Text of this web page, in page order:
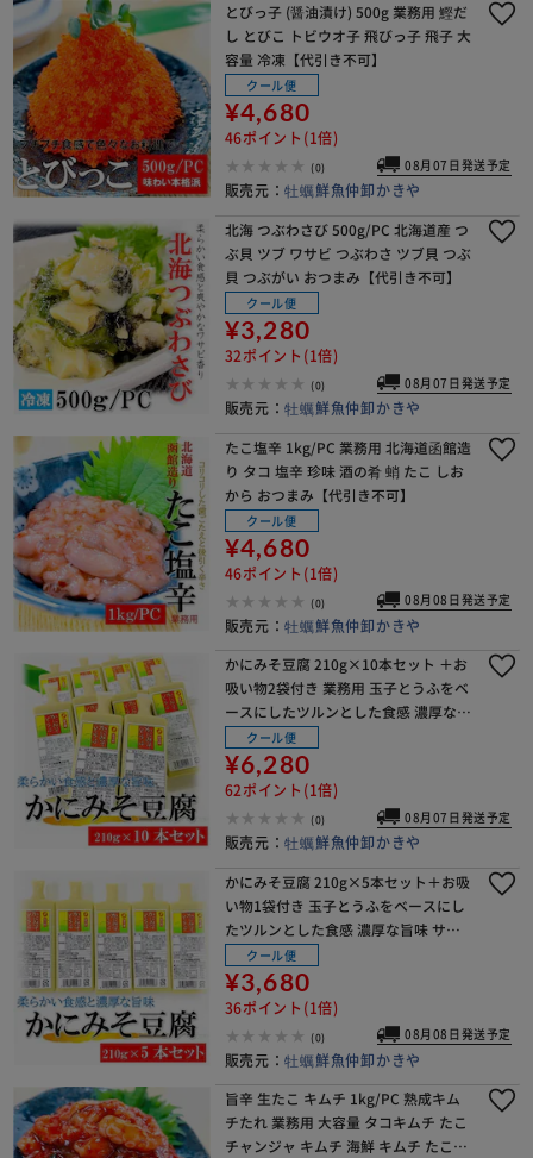
とびっ子 (醤油漬け) 500g 業務用 鰹だ
し とびこ トビウオ子 飛びっ子 飛子 大
容量 冷凍【代引き不可】
クール便
¥4,680
46ポイント(1倍)
(0) 08月07日発送予定
販売元：牡蠣鮮魚仲卸かきや
北海 つぶわさび 500g/PC 北海道産 つ
ぶ貝 ツブ ワサビ つぶわさ ツブ貝 つぶ
貝 つぶがい おつまみ【代引き不可】
クール便
¥3,280
32ポイント(1倍)
(0) 08月07日発送予定
販売元：牡蠣鮮魚仲卸かきや
たこ塩辛 1kg/PC 業務用 北海道函館造
り タコ 塩辛 珍味 酒の肴 蛸 たこ しお
から おつまみ【代引き不可】
クール便
¥4,680
46ポイント(1倍)
(0) 08月08日発送予定
販売元：牡蠣鮮魚仲卸かきや
かにみそ豆腐 210g×10本セット ＋お
吸い物2袋付き 業務用 玉子とうふをベ
ースにしたツルンとした食感 濃厚な旨
味 サブ水産 業務用 かにみそとうふ 蟹
味噌 豆腐 珍味 柔らかい カニ味噌豆腐
クール便
¥6,280
62ポイント(1倍)
(0) 08月07日発送予定
販売元：牡蠣鮮魚仲卸かきや
かにみそ豆腐 210g×5本セット＋お吸
い物1袋付き 玉子とうふをベースにし
たツルンとした食感 濃厚な旨味 サブ
水産 業務用 かにみそとうふ 蟹味噌 豆
腐 珍味 柔らかい のどごし カニ味噌豆
腐
クール便
¥3,680
36ポイント(1倍)
(0) 08月08日発送予定
販売元：牡蠣鮮魚仲卸かきや
旨辛 生たこ キムチ 1kg/PC 熟成キム
チたれ 業務用 大容量 タコキムチ たこ
チャンジャ キムチ 海鮮 キムチ たこキ